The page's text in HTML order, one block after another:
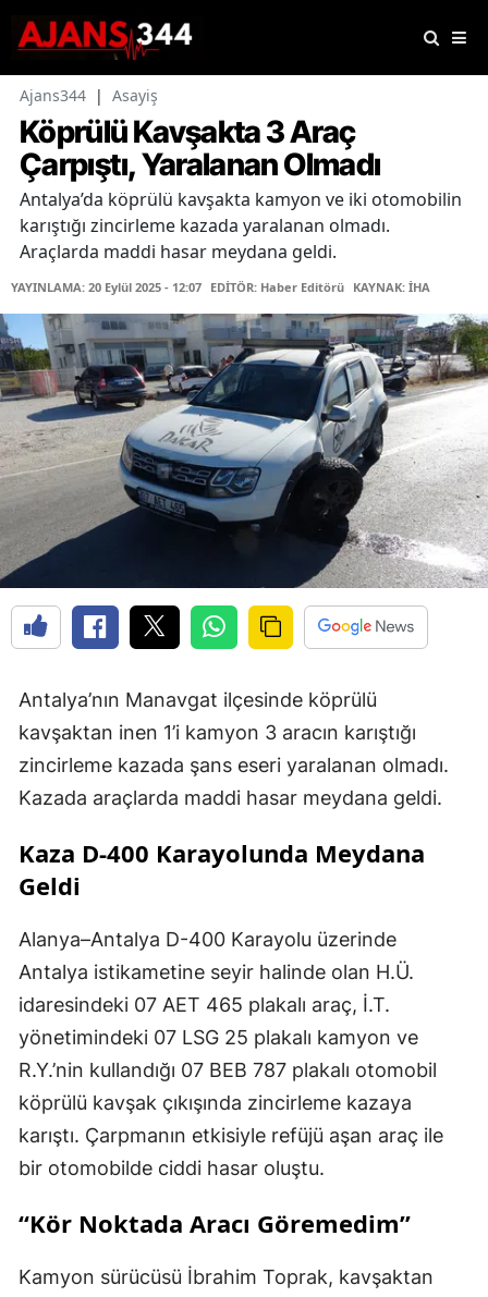
Ajans344 | Asayiş
Köprülü Kavşakta 3 Araç
Çarpıştı, Yaralanan Olmadı
Antalya’da köprülü kavşakta kamyon ve iki otomobilin
karıştığı zincirleme kazada yaralanan olmadı.
Araçlarda maddi hasar meydana geldi.
YAYINLAMA: 20 Eylül 2025 - 12:07 EDİTÖR: Haber Editörü KAYNAK: İHA
Antalya’nın Manavgat ilçesinde köprülü
kavşaktan inen 1’i kamyon 3 aracın karıştığı
zincirleme kazada şans eseri yaralanan olmadı.
Kazada araçlarda maddi hasar meydana geldi.
Kaza D-400 Karayolunda Meydana
Geldi
Alanya–Antalya D-400 Karayolu üzerinde
Antalya istikametine seyir halinde olan H.Ü.
idaresindeki 07 AET 465 plakalı araç, İ.T.
yönetimindeki 07 LSG 25 plakalı kamyon ve
R.Y.’nin kullandığı 07 BEB 787 plakalı otomobil
köprülü kavşak çıkışında zincirleme kazaya
karıştı. Çarpmanın etkisiyle refüjü aşan araç ile
bir otomobilde ciddi hasar oluştu.
“Kör Noktada Aracı Göremedim”
Kamyon sürücüsü İbrahim Toprak, kavşaktan